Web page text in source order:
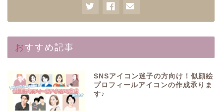
おすすめ記事
SNSアイコン迷子の方向け！似顔絵
プロフィールアイコンの作成承りま
す♪